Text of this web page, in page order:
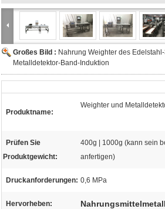
Großes Bild : Nahrung Weighter des
Metalldetektor-Band-Induktion
Produktname:
Weighter und
Prüfen Sie
Produktgewicht:
400g | 1000g (kann sein
anfertigen)
Druckanforderungen: 0,6 MPa
Hervorheben: